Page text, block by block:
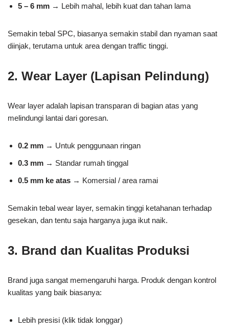
5 – 6 mm → Lebih mahal, lebih kuat dan tahan lama
Semakin tebal SPC, biasanya semakin stabil dan nyaman saat
diinjak, terutama untuk area dengan traffic tinggi.
2. Wear Layer (Lapisan Pelindung)
Wear layer adalah lapisan transparan di bagian atas yang
melindungi lantai dari goresan.
0.2 mm → Untuk penggunaan ringan
0.3 mm → Standar rumah tinggal
0.5 mm ke atas → Komersial / area ramai
Semakin tebal wear layer, semakin tinggi ketahanan terhadap
gesekan, dan tentu saja harganya juga ikut naik.
3. Brand dan Kualitas Produksi
Brand juga sangat memengaruhi harga. Produk dengan kontrol
kualitas yang baik biasanya:
Lebih presisi (klik tidak longgar)